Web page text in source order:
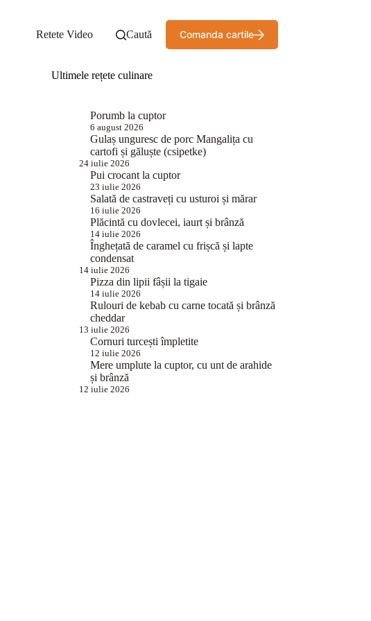
Retete Video Caută Comanda cartile
Ultimele rețete culinare
Porumb la cuptor
6 august 2026
Gulaș unguresc de porc Mangalița cu
cartofi și găluște (csipetke)
24 iulie 2026
Pui crocant la cuptor
23 iulie 2026
Salată de castraveți cu usturoi și mărar
16 iulie 2026
Plăcintă cu dovlecei, iaurt și brânză
14 iulie 2026
Înghețată de caramel cu frișcă și lapte
condensat
14 iulie 2026
Pizza din lipii fâșii la tigaie
14 iulie 2026
Rulouri de kebab cu carne tocată și brânză
cheddar
13 iulie 2026
Cornuri turcești împletite
12 iulie 2026
Mere umplute la cuptor, cu unt de arahide
și brânză
12 iulie 2026